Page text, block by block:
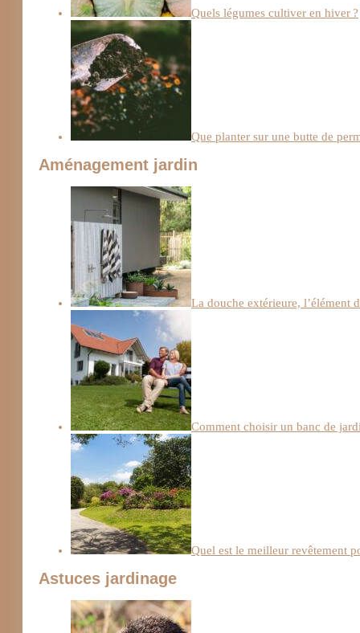
Quels légumes cultiver en hiver ?
Que planter sur une butte de
Aménagement jardin
La douche extérieure, l’élément
Comment choisir un banc de
Quel est le meilleur revêtement
Astuces jardinage